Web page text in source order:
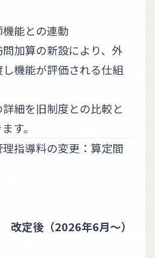
能との連動
加算の新設により、外
機能が評価される仕組
細を旧制度との比較と
す。
指導料の変更：算定間
改定後（2026年6月〜）